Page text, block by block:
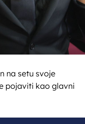
na setu svoje
pojaviti kao glavni